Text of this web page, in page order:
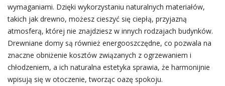
wymaganiami. Dzięki wykorzystaniu naturalnych materiałów,
takich jak drewno, możesz cieszyć się ciepłą, przyjazną
atmosferą, której nie znajdziesz w innych rodzajach budynków.
Drewniane domy są również energooszczędne, co pozwala na
znaczne obniżenie kosztów związanych z ogrzewaniem i
chłodzeniem, a ich naturalna estetyka sprawia, że harmonijnie
wpisują się w otoczenie, tworząc oazę spokoju.